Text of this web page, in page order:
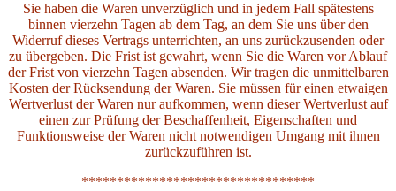
Sie haben die Waren unverzüglich und in jedem Fall spätestens
binnen vierzehn Tagen ab dem Tag, an dem Sie uns über den
Widerruf dieses Vertrags unterrichten, an uns zurückzusenden oder
zu übergeben. Die Frist ist gewahrt, wenn Sie die Waren vor Ablauf
der Frist von vierzehn Tagen absenden. Wir tragen die unmittelbaren
Kosten der Rücksendung der Waren. Sie müssen für einen etwaigen
Wertverlust der Waren nur aufkommen, wenn dieser Wertverlust auf
einen zur Prüfung der Beschaffenheit, Eigenschaften und
Funktionsweise der Waren nicht notwendigen Umgang mit ihnen
zurückzuführen ist.
*********************************